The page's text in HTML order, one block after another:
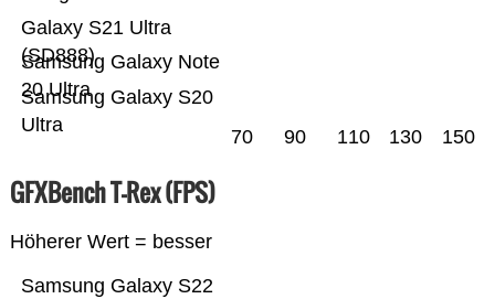
Samsung Galaxy S20
Ultra
Samsung Galaxy Note
20 Ultra
Galaxy S21 Ultra
(SD888)
70 90 110 130 150
GFXBench T-Rex (FPS)
Höherer Wert = besser
Samsung Galaxy S22